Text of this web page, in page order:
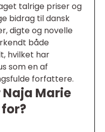
talrige priser og
bidrag til dansk
digte og novelle
både
hvilket har
som en af
forfattere.
Marie